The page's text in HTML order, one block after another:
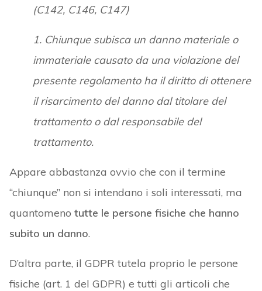
(C142, C146, C147)
1. Chiunque subisca un danno materiale o
immateriale causato da una violazione del
presente regolamento ha il diritto di ottenere
il risarcimento del danno dal titolare del
trattamento o dal responsabile del
trattamento.
Appare abbastanza ovvio che con il termine
“chiunque” non si intendano i soli interessati, ma
quantomeno tutte le persone fisiche che hanno
subito un danno.
D’altra parte, il GDPR tutela proprio le persone
fisiche (art. 1 del GDPR) e tutti gli articoli che